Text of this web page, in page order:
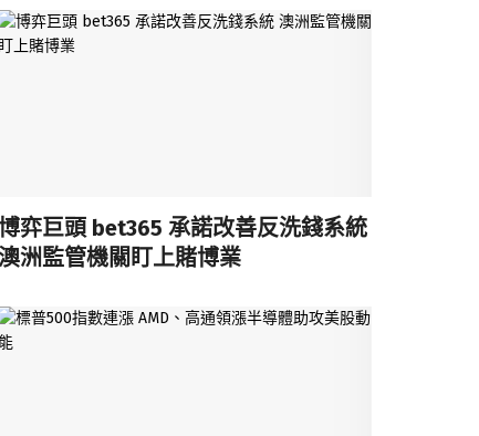
弈巨頭 bet365 承諾改善反洗錢系統
洲監管機關盯上賭博業